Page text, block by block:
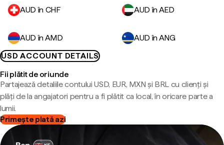
AUD în CHF AUD în AED
AUD în AMD
AUD în ANG
USD ACCOUNT DETAILS
Fii plătit de oriunde
Partajează detaliile contului USD, EUR, MXN și BRL cu clienți și
plăți de la angajatori pentru a fi plătit ca local, în oricare parte a
lumii.
Primește plată azi